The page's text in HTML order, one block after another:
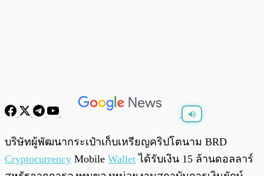
พร้อมเล่น
บริษัทผู้พัฒนากระเป๋าเก็บเหรียญคริปโตนาม BRD
Cryptocurrency Mobile Wallet ได้รับเงิน 15 ล้านดอลลาร์